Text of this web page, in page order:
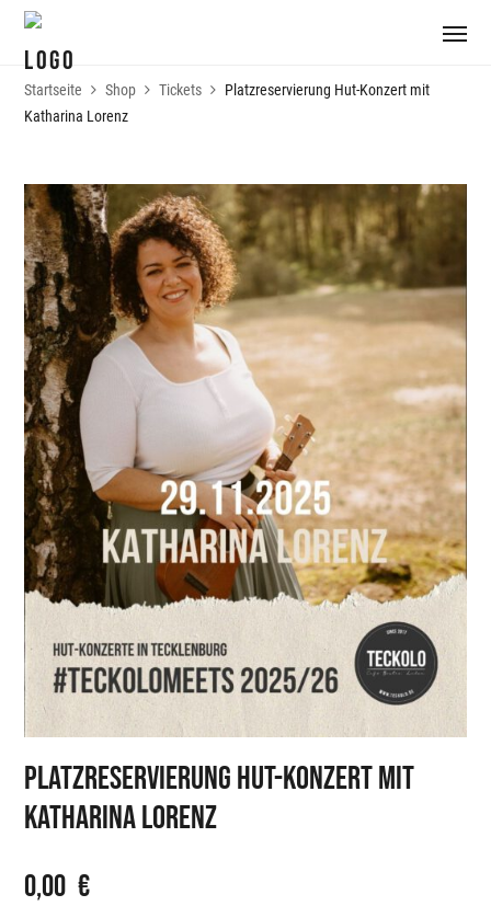
Startseite Shop Tickets
Platzreservierung Hut-Konzert mit
Katharina Lorenz
Platzreservierung Hut-Konzert mit
Katharina Lorenz
0,00 €